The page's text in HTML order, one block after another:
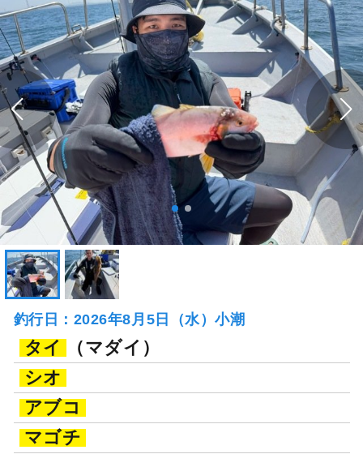
釣行日：2026年8月5日（水）小潮
タイ
（マダイ）
シオ
アブコ
マゴチ